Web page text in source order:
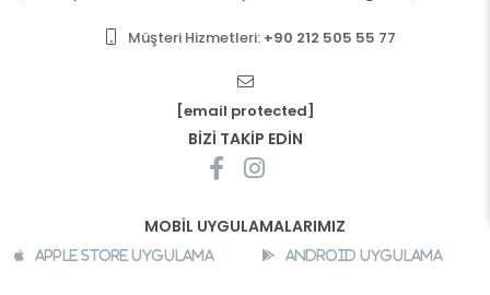
Müşteri Hizmetleri: +90 212 505 55 77
[email protected]
BİZİ TAKİP EDİN
MOBİL UYGULAMALARIMIZ
Apple Store Uygulama Android Uygulama